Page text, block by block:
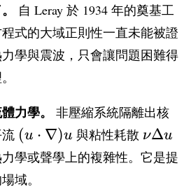
自 Leray 於 1934 年的奠基工
式的大域正則性一直未能被證
學與震波，只會讓問題困難得
力學。
非壓縮系統隔離出核
(u \cdot
\nabla)u
(u ⋅ ∇)u 與粘性耗散 \nu
u
νΔu
學或聲學上的複雜性。它是提
域。